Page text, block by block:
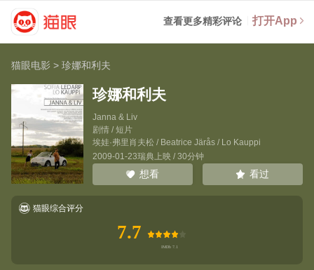
查看更多精彩评论 打开App
猫眼电影 >珍娜和利夫
珍娜和利夫
Janna & Liv
剧情 / 短片
埃娃·弗里肖夫松 / Beatrice Järås/ Lo Kauppi
2009-01-23瑞典上映 / 30分钟
想看 看过
猫眼综合评分
7.7